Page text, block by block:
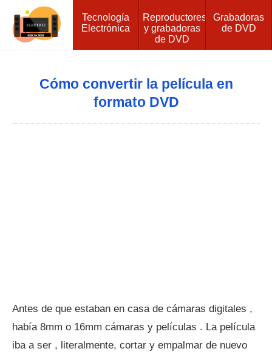
Tecnología
Electrónica
Reproductores
y grabadoras
de DVD
Grabadoras
de DVD
Cómo convertir la película en
formato DVD
Antes de que estaban en casa de cámaras digitales ,
había 8mm o 16mm cámaras y películas . La película
iba a ser , literalmente, cortar y empalmar de nuevo